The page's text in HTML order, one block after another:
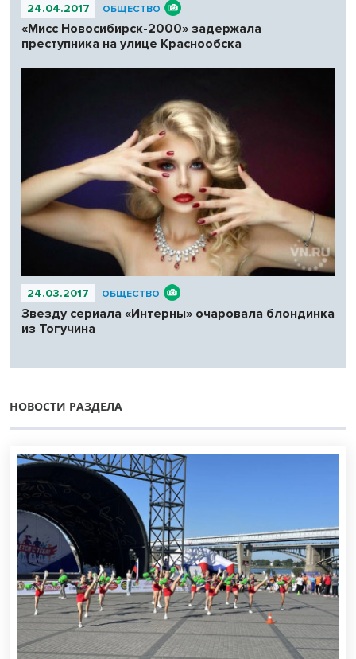
24.04.2017 ОБЩЕСТВО
«Мисс Новосибирск-2000» задержала
преступника на улице Краснообска
24.03.2017 ОБЩЕСТВО
Звезду сериала «Интерны» очаровала блондинка
из Тогучина
НОВОСТИ РАЗДЕЛА